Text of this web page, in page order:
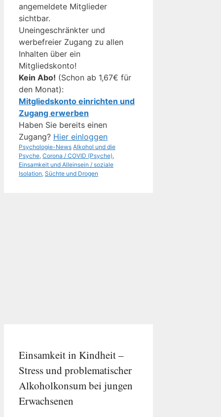
angemeldete Mitglieder
sichtbar.
Uneingeschränkter und
werbefreier Zugang zu allen
Inhalten über ein
Mitgliedskonto!
Kein Abo! (Schon ab 1,67€ für
den Monat):
Mitgliedskonto einrichten und
Zugang erwerben
Haben Sie bereits einen
Zugang? Hier einloggen
Kategorien
Psychologie-News Schlagwörter
Alkohol und die
Psyche Corona / COVID (Psyche)
Einsamkeit und Alleinsein / soziale
Isolation Süchte und Drogen
Einsamkeit in Kindheit –
Stress und problematischer
Alkoholkonsum bei jungen
Erwachsenen